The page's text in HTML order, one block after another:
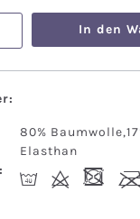
In den
80%
Elasthan
I d -